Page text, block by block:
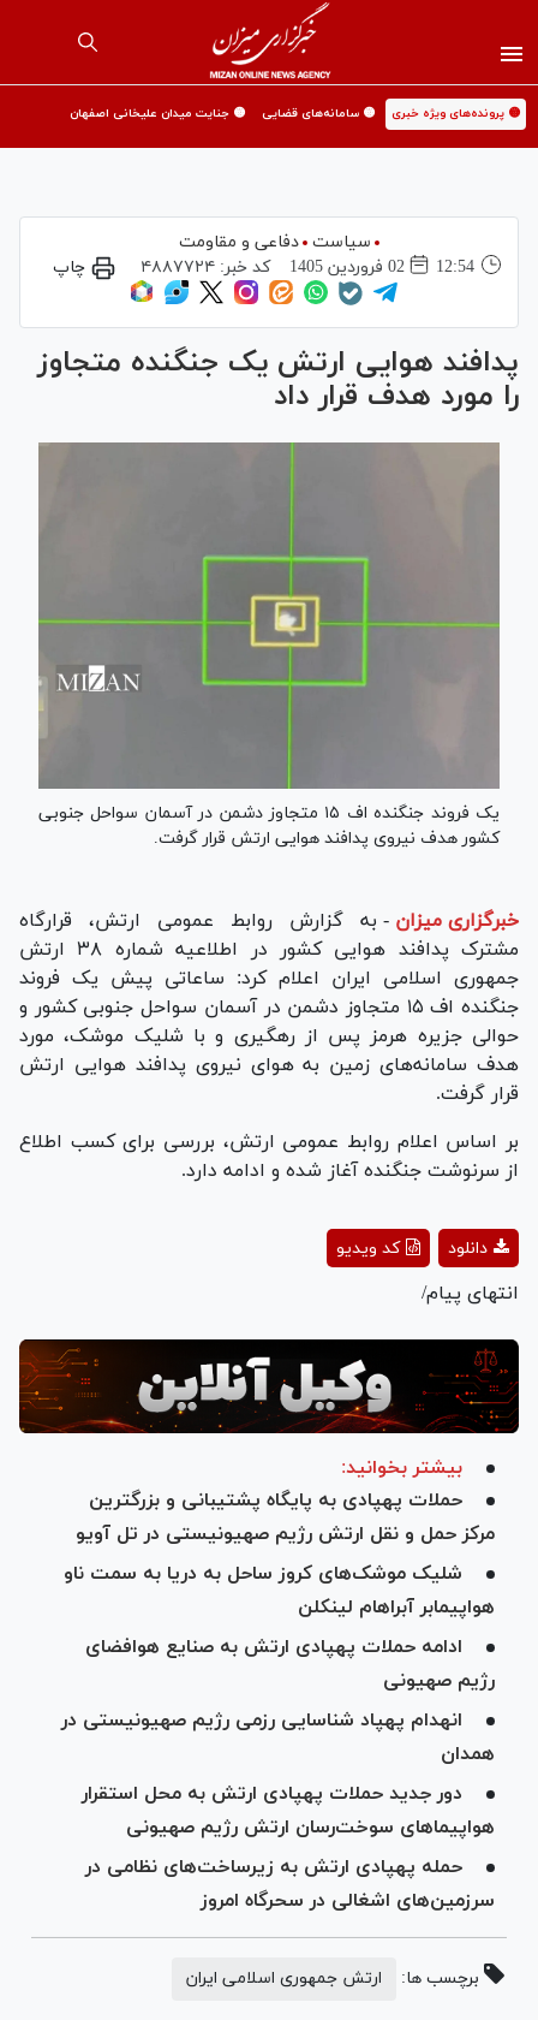
🟡 پرونده‌های ویژه خبری 🟡 سامانه‌های قضایی 🟡 جنایت میدان علیخانی اصفهان
سیاست
دفاعی و مقاومت
12:54
02 فروردين 1405 کد خبر:۴۸۸۷۷۲۴ چاپ
پدافند هوایی ارتش یک جنگنده متجاوز
را مورد هدف قرار داد
یک فروند جنگنده اف ۱۵ متجاوز دشمن در آسمان سواحل جنوبی
کشور هدف نیروی پدافند هوایی ارتش قرار گرفت.
خبرگزاری میزان - به گزارش روابط عمومی ارتش، قرارگاه
مشترک پدافند هوایی کشور در اطلاعیه شماره ۳۸ ارتش
جمهوری اسلامی ایران اعلام کرد: ساعاتی پیش یک فروند
جنگنده اف ۱۵ متجاوز دشمن در آسمان سواحل جنوبی کشور و
حوالی جزیره هرمز پس از رهگیری و با شلیک موشک، مورد
هدف سامانه‌های زمین به هوای نیروی پدافند هوایی ارتش
قرار گرفت.
بر اساس اعلام روابط عمومی ارتش، بررسی برای کسب اطلاع
از سرنوشت جنگنده آغاز شده و ادامه دارد.
Playکد ویدیو دانلود
انتهای پیام/
بیشتر بخوانید:
حملات پهپادی به پایگاه پشتیبانی و بزرگترین
مرکز حمل و نقل ارتش رژیم صهیونیستی در تل آویو
شلیک موشک‌های کروز ساحل به دریا به سمت ناو
هواپیمابر آبراهام لینکلن
ادامه حملات پهپادی ارتش به صنایع هوافضای
رژیم صهیونی
انهدام پهپاد شناسایی رزمی رژیم صهیونیستی در
همدان
دور جدید حملات پهپادی ارتش به محل استقرار
هواپیما‌های سوخت‌رسان ارتش رژیم صهیونی
حمله پهپادی ارتش به زیرساخت‌های نظامی در
سرزمین‌های اشغالی در سحرگاه امروز
برچسب ها: ارتش جمهوری اسلامی ایران